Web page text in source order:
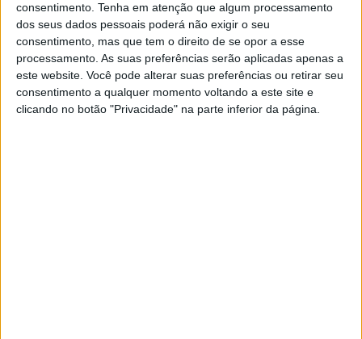
consentimento. Tenha em atenção que algum processamento
dos seus dados pessoais poderá não exigir o seu
consentimento, mas que tem o direito de se opor a esse
processamento. As suas preferências serão aplicadas apenas a
este website. Você pode alterar suas preferências ou retirar seu
consentimento a qualquer momento voltando a este site e
clicando no botão "Privacidade" na parte inferior da página.
Jornal de Letras Telenovelas
Visão Júnior TV Mais
Visão Saúde Visão +